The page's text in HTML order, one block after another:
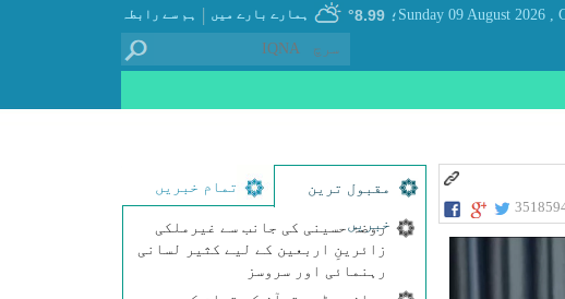
ہم سے رابطہ | ہمارے بارے میں ؛ 8.99° , Sunday 09 August 2026
مقبول ترین
خبریں
تمام خبریں
روضۂ حسینی کی جانب سے غیرملکی
زائرینِ اربعین کے لیے کثیر لسانی
رہنمائی اور سروسز